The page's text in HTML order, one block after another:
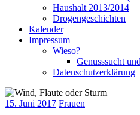
Haushalt 2013/2014
Drogengeschichten
Kalender
Impressum
Wieso?
Genusssucht
Datenschutzerklärung
15. Juni 2017 Frauen